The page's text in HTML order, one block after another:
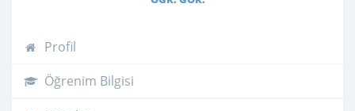
Profil
Öğrenim Bilgisi